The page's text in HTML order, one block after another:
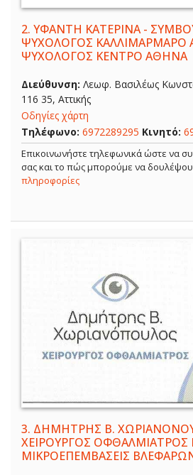
2. ΥΦΑΝΤΗ ΚΑΤΕΡΙΝΑ -
ΨΥΧΟΛΟΓΟΣ ΚΑΛΛΙΜΑΡΜΑΡΟ
ΨΥΧΟΛΟΓΟΣ ΚΕΝΤΡΟ ΑΘΗΝΑ
Διεύθυνση: Λεωφ. Βασιλέως
116 35, Αττικής
Οδηγίες χάρτη
Τηλέφωνο: 6972289295 Κινητό:
Επικοινωνήστε τηλεφωνικά ώστε να
σας και το πώς μπορούμε να
πληροφορίες
3. ΔΗΜΗΤΡΗΣ Β.
ΧΕΙΡΟΥΡΓΟΣ ΟΦΘΑΛΜΙΑΤΡΟΣ
ΜΙΚΡΟΕΠΕΜΒΑΣΕΙΣ